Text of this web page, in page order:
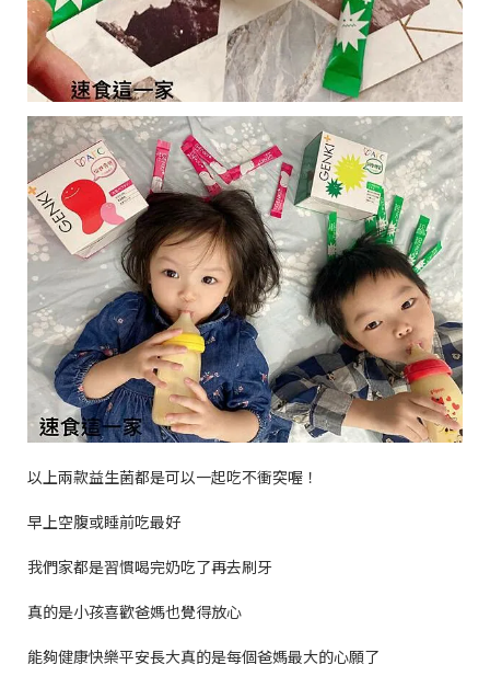
以上兩款益生菌都是可以一起吃不衝突喔！
早上空腹或睡前吃最好
我們家都是習慣喝完奶吃了再去刷牙
真的是小孩喜歡爸媽也覺得放心
能夠健康快樂平安長大真的是每個爸媽最大的心願了